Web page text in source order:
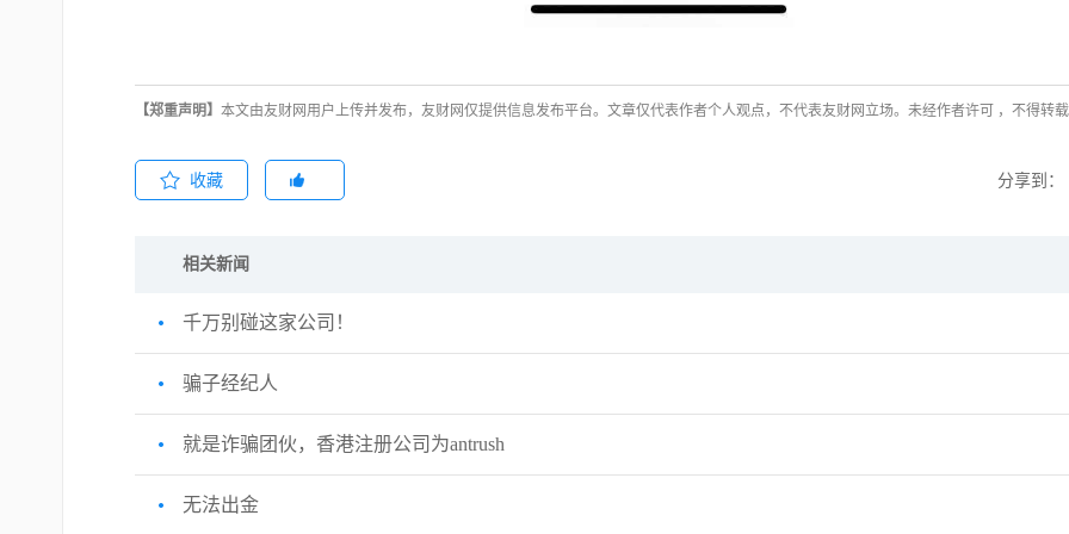
【郑重声明】 本文由友财网用户上传并发布，友财网仅提供信息发布平台。文章仅代表作者个人观点，不代表友财网立场。未经作者许可 ，不得转
收藏 分享到：
相关新闻
千万别碰这家公司！
骗子经纪人
就是诈骗团伙，香港注册公司为antrush
无法出金